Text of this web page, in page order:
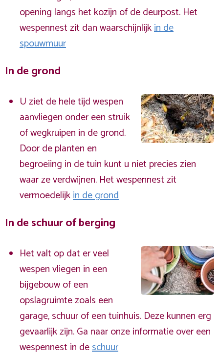
opening langs het kozijn of de deurpost. Het
wespennest zit dan waarschijnlijkin de
spouwmuur
In de grond
U ziet de hele tijd wespen
aanvliegen onder een struik
of wegkruipen in de grond.
Door de planten en
begroeiing in de tuin kunt u niet precies zien
waar ze verdwijnen. Het wespennest zit
vermoedelijkin de grond
In de schuur of berging
Het valt op dat er veel
wespen vliegen in een
bijgebouw of een
opslagruimte zoals een
garage, schuur of een tuinhuis. Deze kunnen erg
gevaarlijk zijn. Ga naar onze informatie over een
wespennest in deschuur